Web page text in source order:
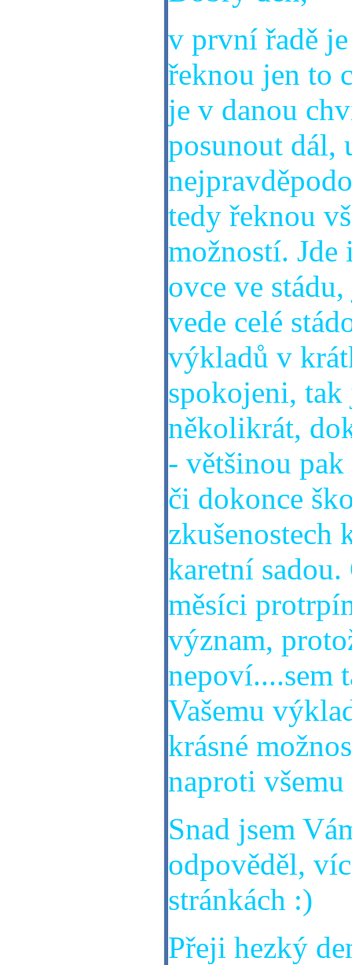
v první řadě
řeknou jen to
je v danou
posunout dál,
tedy řeknou
možností. Jde
ovce ve
vede celé
výkladů v
spokojeni,
několikrát,
- většinou
či dokonce
zkušenostech
karetní
měsíci
význam,
nepoví....sem
Vašemu
krásné
naproti
Snad jsem
odpověděl,
stránkách :)
Přeji hezký